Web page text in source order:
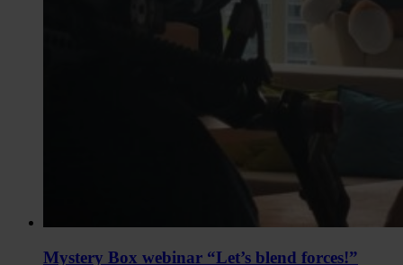
Mystery Box webinar “Let’s blend forces!”